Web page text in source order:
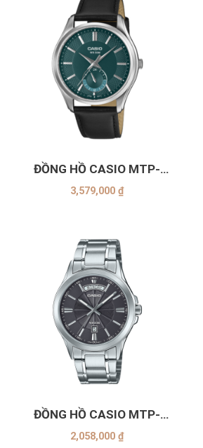
ĐỒNG HỒ CASIO MTP-
B315L-3AVDF
3,579,000₫
ĐỒNG HỒ CASIO MTP-
1381D-8AVDF
2,058,000₫